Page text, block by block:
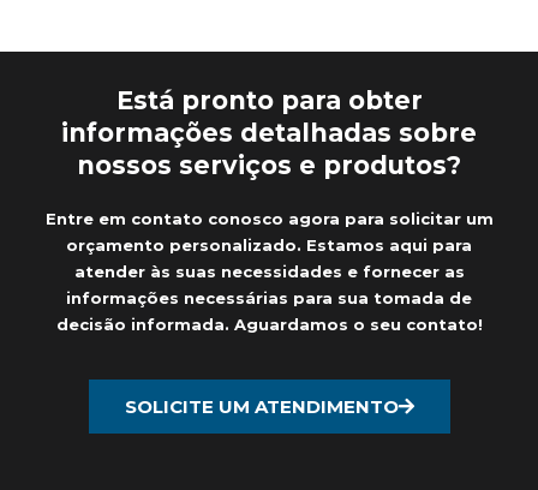
Está pronto para obter
informações detalhadas sobre
nossos serviços e produtos?
Entre em contato conosco agora para solicitar um
orçamento personalizado. Estamos aqui para
atender às suas necessidades e fornecer as
informações necessárias para sua tomada de
decisão informada. Aguardamos o seu contato!
SOLICITE UM ATENDIMENTO